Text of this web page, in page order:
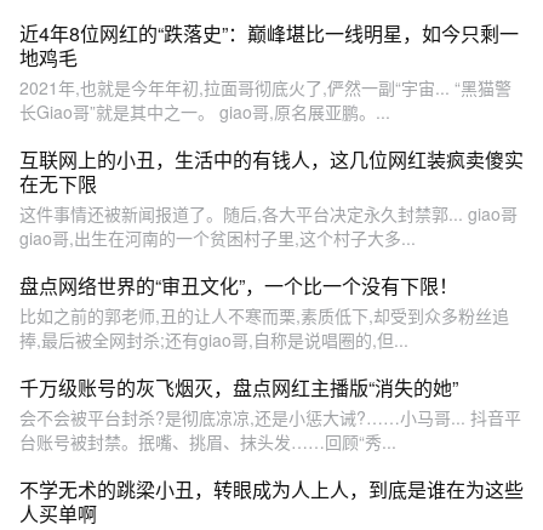
近4年8位网红的“跌落史”：巅峰堪比一线明星，如今只剩一
地鸡毛
2021年,也就是今年年初,拉面哥彻底火了,俨然一副“宇宙... “黑猫警
长Giao哥”就是其中之一。 giao哥,原名展亚鹏。...
互联网上的小丑，生活中的有钱人，这几位网红装疯卖傻实
在无下限
这件事情还被新闻报道了。随后,各大平台决定永久封禁郭... giao哥
giao哥,出生在河南的一个贫困村子里,这个村子大多...
盘点网络世界的“审丑文化”，一个比一个没有下限！
比如之前的郭老师,丑的让人不寒而栗,素质低下,却受到众多粉丝追
捧,最后被全网封杀;还有giao哥,自称是说唱圈的,但...
千万级账号的灰飞烟灭，盘点网红主播版“消失的她”
会不会被平台封杀?是彻底凉凉,还是小惩大诫?……小马哥... 抖音平
台账号被封禁。抿嘴、挑眉、抹头发……回顾“秀...
不学无术的跳梁小丑，转眼成为人上人，到底是谁在为这些
人买单啊